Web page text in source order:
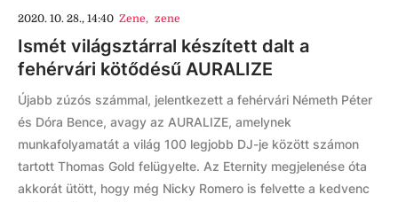
2020. 10. 28., 14:40 Zene, zene
Ismét világsztárral készített dalt a
fehérvári kötődésű AURALIZE
Újabb zúzós számmal, jelentkezett a fehérvári Németh Péter
és Dóra Bence, avagy az AURALIZE, amelynek
munkafolyamatát a világ 100 legjobb DJ-je között számon
tartott Thomas Gold felügyelte. Az Eternity megjelenése óta
akkorát ütött, hogy még Nicky Romero is felvette a kedvenc